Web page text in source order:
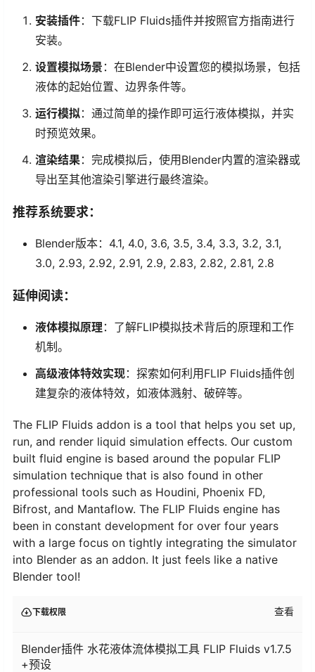
安装插件：下载FLIP Fluids插件并按照官方指南进行
安装。
设置模拟场景 ：在Blender中设置您的模拟场景，包括
液体的起始位置、边界条件等。
运行模拟：通过简单的操作即可运行液体模拟，并实
时预览效果。
渲染结果：完成模拟后，使用Blender内置的渲染器或
导出至其他渲染引擎进行最终渲染。
推荐系统要求：
Blender版本：4.1, 4.0, 3.6, 3.5, 3.4, 3.3, 3.2, 3.1,
3.0, 2.93, 2.92, 2.91, 2.9, 2.83, 2.82, 2.81, 2.8
延伸阅读：
液体模拟原理 ：了解FLIP模拟技术背后的原理和工作
机制。
高级液体特效实现：探索如何利用FLIP Fluids插件创
建复杂的液体特效，如液体溅射、破碎等。
The FLIP Fluids addon is a tool that helps you set up,
run, and render liquid simulation effects. Our custom
built fluid engine is based around the popular FLIP
simulation technique that is also found in other
professional tools such as Houdini, Phoenix FD,
Bifrost, and Mantaflow. The FLIP Fluids engine has
been in constant development for over four years
with a large focus on tightly integrating the simulator
into Blender as an addon. It just feels like a native
Blender tool!
下载权限 查看
Blender插件 水花液体流体模拟工具 FLIP Fluids v1.7.5
+预设